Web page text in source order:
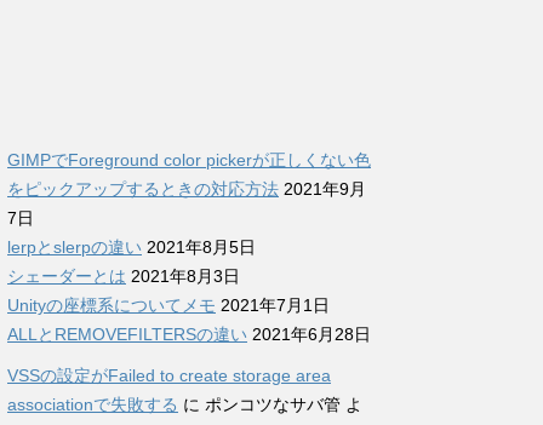
GIMPでForeground color pickerが正しくない色
をピックアップするときの対応方法 2021年9月
7日
lerpとslerpの違い 2021年8月5日
シェーダーとは 2021年8月3日
Unityの座標系についてメモ 2021年7月1日
ALLとREMOVEFILTERSの違い 2021年6月28日
VSSの設定がFailed to create storage area
associationで失敗する に ポンコツなサバ管 よ